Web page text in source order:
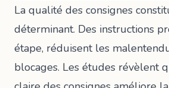
La qualité des consignes
déterminant. Des instructions
étape, réduisent les
blocages. Les études révèlent